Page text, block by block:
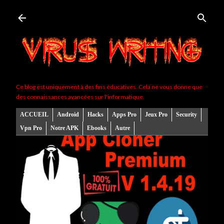
Ce blog est uniquement à des fins éducatives. Cela ne vous donne que
des connaissances avancées sur l'informatique.
ACCUEIL Android Hacks Apps Pro Jeux Pro
Security
Vpn Pro
Notre APK Ebooks Autre